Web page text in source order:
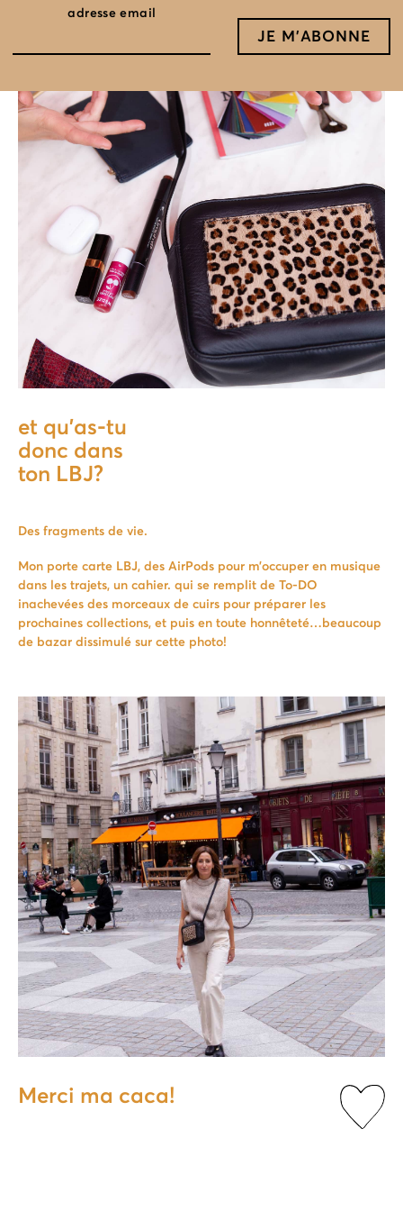
et qu'as-tu
donc dans
ton LBJ?
Des fragments de vie.
Mon porte carte LBJ, des AirPods pour m’occuper en musique
dans les trajets, un cahier. qui se remplit de To-DO
inachevées des morceaux de cuirs pour préparer les
prochaines collections, et puis en toute honnêteté…beaucoup
de bazar dissimulé sur cette photo!
Merci ma caca!
adresse email